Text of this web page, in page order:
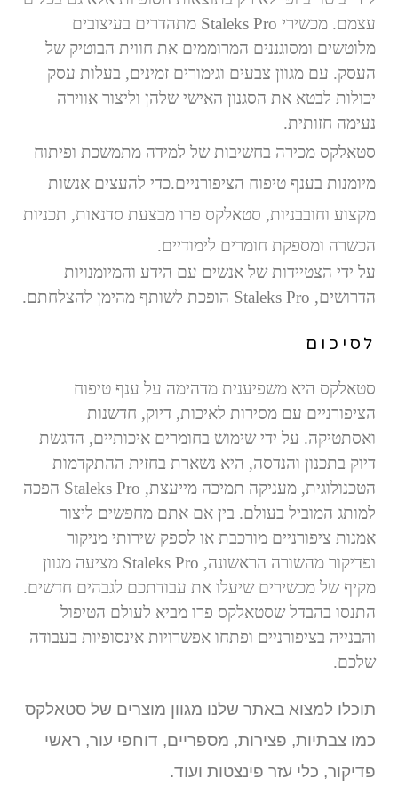
עצמם. מכשירי Staleks Pro מתהדרים בעיצובים
מלוטשים ומסוגננים המרוממים את חווית הבוטיק של
העסק. עם מגוון צבעים וגימורים זמינים, בעלות עסק
יכולות לבטא את הסגנון האישי שלהן וליצור אווירה
נעימה חזותית.
סטאלקס מכירה בחשיבות של למידה מתמשכת ופיתוח
מיומנות בענף טיפוח הציפורניים.כדי להעצים אנשות
מקצוע וחובבניות, סטאלקס פרו מבצעת סדנאות, תכניות
הכשרה ומספקת חומרים לימודיים.
על ידי הצטיידות של אנשים עם הידע והמיומנויות
הדרושים, Staleks Pro הופכת לשותף מהימן להצלחתם.
לסיכום
סטאלקס היא משפיענית מדהימה על ענף טיפוח
הציפורניים עם מסירות לאיכות, דיוק, חדשנות
ואסתטיקה. על ידי שימוש בחומרים איכותיים, הדגשת
דיוק בתכנון והנדסה, היא נשארת בחזית ההתקדמות
הטכנולוגית, מעניקה תמיכה מייעצת, Staleks Pro הפכה
למותג המוביל בעולם. בין אם אתם מחפשים ליצור
אמנות ציפורניים מורכבת או לספק שירותי מניקור
ופדיקור מהשורה הראשונה, Staleks Pro מציעה מגוון
מקיף של מכשירים שיעלו את עבודתכם לגבהים חדשים.
התנסו בהבדל שסטאלקס פרו מביא לעולם הטיפול
והבנייה בציפורניים ופתחו אפשרויות אינסופיות בעבודה
שלכם.
תוכלו למצוא באתר שלנו מגוון מוצרים של סטאלקס
כמו צבתיות, פצירות, מספריים, דוחפי עור, ראשי
פדיקור, כלי עזר פינצטות ועוד.